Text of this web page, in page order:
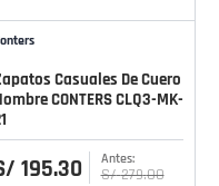
Casuales De Cuero
CONTERS CLQ3-MK-
195.30 S/ 279.00